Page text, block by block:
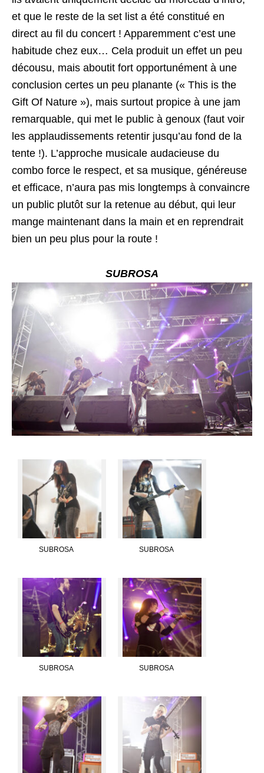
et que le reste de la set list a été constitué en
direct au fil du concert ! Apparemment c’est une
habitude chez eux… Cela produit un effet un peu
décousu, mais aboutit fort opportunément à une
conclusion certes un peu planante (« This is the
Gift Of Nature »), mais surtout propice à une jam
remarquable, qui met le public à genoux (faut voir
les applaudissements retentir jusqu’au fond de la
tente !). L’approche musicale audacieuse du
combo force le respect, et sa musique, généreuse
et efficace, n’aura pas mis longtemps à convaincre
un public plutôt sur la retenue au début, qui leur
mange maintenant dans la main et en reprendrait
bien un peu plus pour la route !
SUBROSA
SUBROSA SUBROSA
SUBROSA SUBROSA